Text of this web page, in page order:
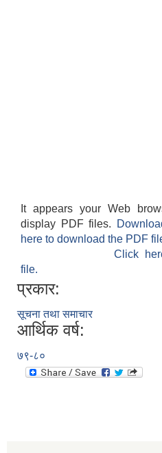
It appears your Web
display PDF files.
here to download the PDF
Click
file.
प्रकार:
सूचना तथा समाचार
आर्थिक वर्ष:
७९-८०